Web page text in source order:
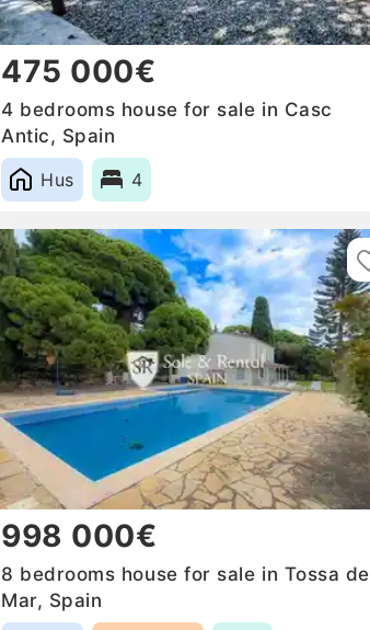
475 000€
4 bedrooms house for sale in Casc
Antic, Spain
Hus
4
998 000€
8 bedrooms house for sale in Tossa de
Mar, Spain